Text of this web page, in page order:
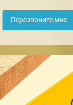
Перезвоните мне